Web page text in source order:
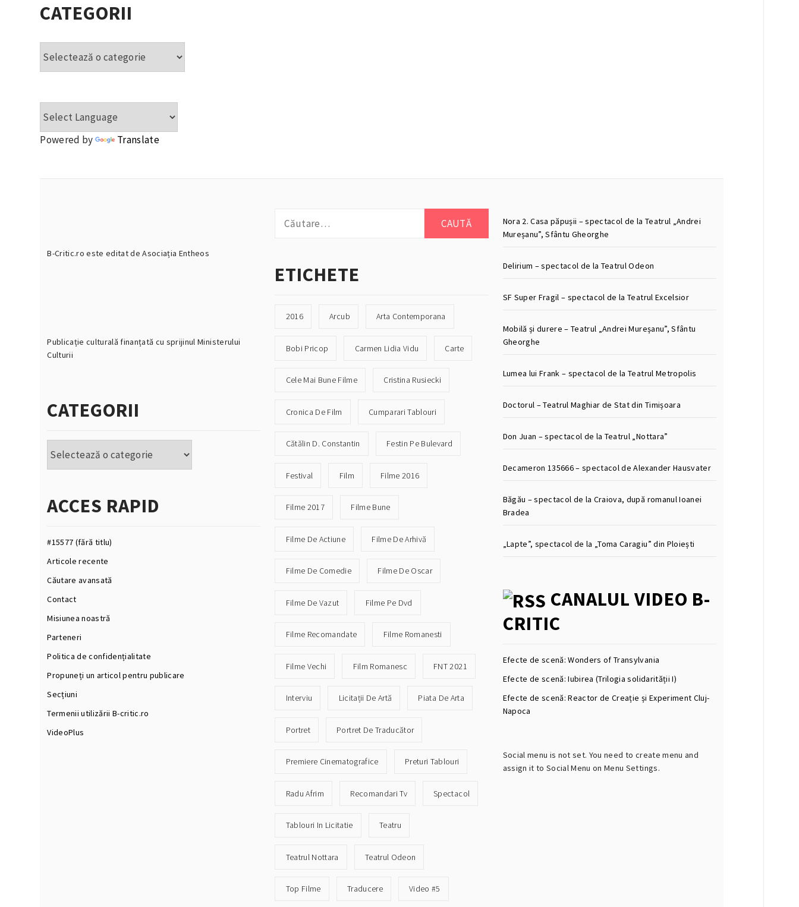
CATEGORII
Powered by Translate
B-Critic.ro este editat de Asociația Entheos
Publicație culturală finanțată cu sprijinul Ministerului
Culturii
CATEGORII
ACCES RAPID
#15577 (fără titlu)
Articole recente
Căutare avansată
Contact
Misiunea noastră
Parteneri
Politica de confidențialitate
Propuneți un articol pentru publicare
Secțiuni
Termenii utilizării B-critic.ro
VideoPlus
după:
ETICHETE
2016 Arcub Arta Contemporana
Bobi Pricop Carmen Lidia Vidu Carte
Cele Mai Bune Filme Cristina Rusiecki
Cronica De Film Cumparari Tablouri
Cătălin D. Constantin Festin Pe Bulevard
Festival Film Filme 2016
Filme 2017 Filme Bune
Filme De Actiune Filme De Arhivă
Filme De Comedie Filme De Oscar
Filme De Vazut Filme Pe Dvd
Filme Recomandate Filme Romanesti
Filme Vechi Film Romanesc FNT 2021
Interviu Licitații De Artă Piata De Arta
Portret Portret De Traducător
Premiere Cinematografice Preturi Tablouri
Radu Afrim Recomandari Tv Spectacol
Tablouri In Licitatie Teatru
Teatrul Nottara Teatrul Odeon
Top Filme Traducere Video #5
Nora 2. Casa păpușii – spectacol de la Teatrul „Andrei
Mureșanu”, Sfântu Gheorghe
Delirium – spectacol de la Teatrul Odeon
SF Super Fragil – spectacol de la Teatrul Excelsior
Mobilă și durere – Teatrul „Andrei Mureșanu”, Sfântu
Gheorghe
Lumea lui Frank – spectacol de la Teatrul Metropolis
Doctorul – Teatrul Maghiar de Stat din Timișoara
Don Juan – spectacol de la Teatrul „Nottara”
Decameron 135666 – spectacol de Alexander Hausvater
Băgău – spectacol de la Craiova, după romanul Ioanei
Bradea
„Lapte”, spectacol de la „Toma Caragiu” din Ploiești
CANALUL VIDEO B-
CRITIC
Efecte de scenă: Wonders of Transylvania
Efecte de scenă: Iubirea (Trilogia solidarității I)
Efecte de scenă: Reactor de Creație și Experiment Cluj-
Napoca
Social menu is not set. You need to create menu and
assign it to Social Menu on Menu Settings.